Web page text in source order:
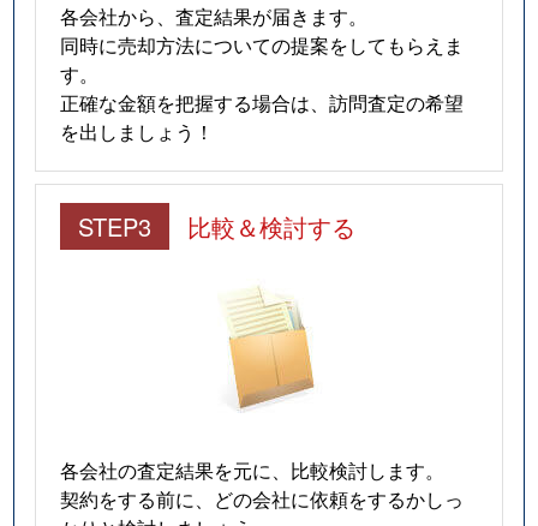
各会社から、査定結果が届きます。
同時に売却方法についての提案をしてもらえま
す。
正確な金額を把握する場合は、訪問査定の希望
を出しましょう！
STEP3 比較＆検討する
各会社の査定結果を元に、比較検討します。
契約をする前に、どの会社に依頼をするかしっ